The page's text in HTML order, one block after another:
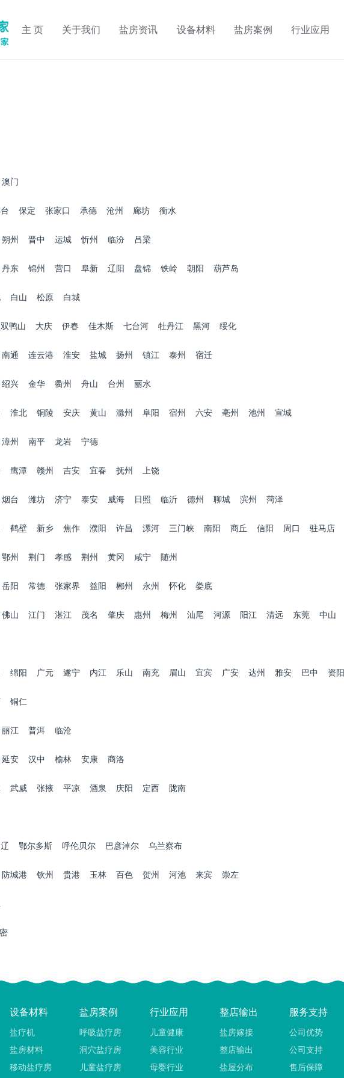
主 页 关于我们 盐房资讯 设备材料 盐房案例 行业应用
澳门
保定 张家口 承德 沧州 廊坊
衡水
朔州 晋中 运城 忻州 临汾
吕梁
丹东 锦州 营口 阜新 辽阳 盘锦 铁岭 朝阳
葫芦岛
白山 松原
白城
双鸭山 大庆 伊春 佳木斯 七台河 牡丹江 黑河
绥化
南通 连云港 淮安 盐城 扬州 镇江 泰州
宿迁
绍兴 金华 衢州 舟山 台州
丽水
淮北 铜陵 安庆 黄山 滁州 阜阳 宿州 六安 亳州 池州
宣城
漳州 南平 龙岩
宁德
鹰潭 赣州 吉安 宜春 抚州
上饶
烟台 潍坊 济宁 泰安 威海 日照 临沂 德州 聊城 滨州
菏泽
鹤壁 新乡 焦作 濮阳 许昌 漯河 三门峡 南阳 商丘 信阳 周口
驻马店
鄂州 荆门 孝感 荆州 黄冈 咸宁
随州
岳阳 常德 张家界 益阳 郴州 永州 怀化
娄底
佛山 江门 湛江 茂名 肇庆 惠州 梅州 汕尾 河源 阳江 清远 东莞 中山
绵阳 广元 遂宁 内江 乐山 南充 眉山 宜宾 广安 达州 雅安 巴中
资阳
铜仁
丽江 普洱
临沧
延安 汉中 榆林 安康
商洛
武威 张掖 平凉 酒泉 庆阳 定西
陇南
鄂尔多斯 呼伦贝尔 巴彦淖尔
乌兰察布
防城港 钦州 贵港 玉林 百色 贺州 河池 来宾
崇左
设备材料
盐疗机
盐房材料
移动盐疗房
盐房案例
呼吸盐疗房
洞穴盐疗房
儿童盐疗房
行业应用
儿童健康
美容行业
母婴行业
整店输出
盐房嫁接
整店输出
盐屋分布
服务支持
公司优势
公司支持
售后保障